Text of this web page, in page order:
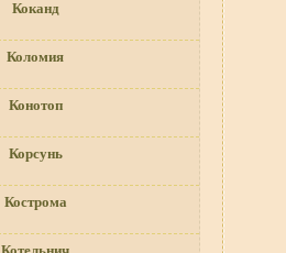
Коканд
Коломия
Конотоп
Корсунь
Кострома